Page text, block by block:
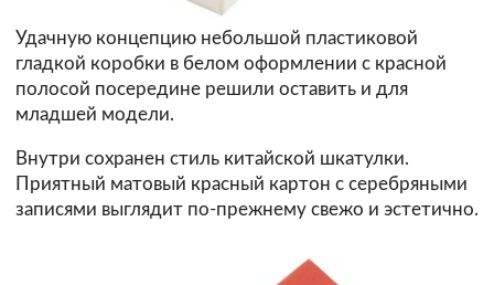
Удачную концепцию небольшой пластиковой
гладкой коробки в белом оформлении с красной
полосой посередине решили оставить и для
младшей модели.
Внутри сохранен стиль китайской шкатулки.
Приятный матовый красный картон с серебряными
записями выглядит по-прежнему свежо и эстетично.